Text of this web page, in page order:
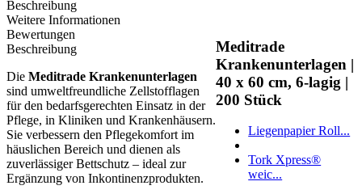
Meditrade
Krankenunterlagen |
40 x 60 cm, 6-lagig |
200 Stück
Liegenpapier Roll...
Tork Xpress®
weic...
Beschreibung
Weitere Informationen
Bewertungen
Beschreibung
Die Meditrade Krankenunterlagen
sind umweltfreundliche Zellstofflagen
für den bedarfsgerechten Einsatz in der
Pflege, in Kliniken und Krankenhäusern.
Sie verbessern den Pflegekomfort im
häuslichen Bereich und dienen als
zuverlässiger Bettschutz – ideal zur
Ergänzung von Inkontinenzprodukten.